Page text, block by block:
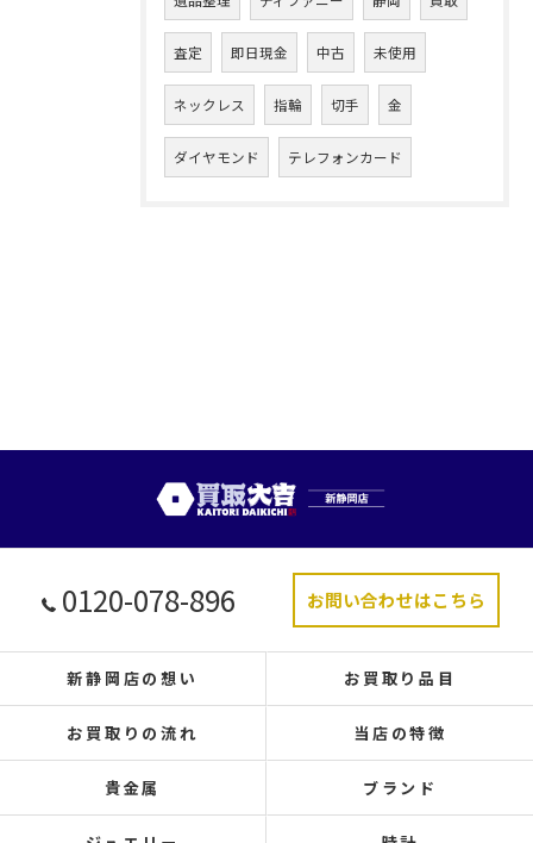
査定 即日現金 中古 未使用
ネックレス 指輪 切手 金
ダイヤモンド テレフォンカード
0120-078-896 お問い合わせはこちら
新静岡店の想い お買取り品目
お買取りの流れ 当店の特徴
貴金属 ブランド